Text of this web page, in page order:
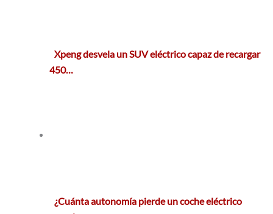
Xpeng desvela un SUV eléctrico capaz de recargar
450…
¿Cuánta autonomía pierde un coche eléctrico